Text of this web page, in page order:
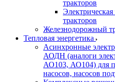
тракторов
тракторов
Железнодорожный
Тепловая энергетика
Асинхронные
АОДН (аналоги
АО103, АО104) для
насосов, насосов